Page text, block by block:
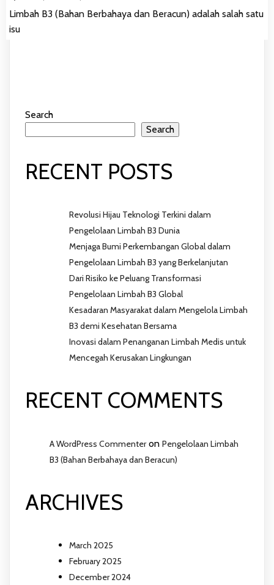
Limbah B3 (Bahan Berbahaya dan Beracun) adalah salah satu
isu
Search
Search
RECENT POSTS
Revolusi Hijau Teknologi Terkini dalam
Pengelolaan Limbah B3 Dunia
Menjaga Bumi Perkembangan Global dalam
Pengelolaan Limbah B3 yang Berkelanjutan
Dari Risiko ke Peluang Transformasi
Pengelolaan Limbah B3 Global
Kesadaran Masyarakat dalam Mengelola Limbah
B3 demi Kesehatan Bersama
Inovasi dalam Penanganan Limbah Medis untuk
Mencegah Kerusakan Lingkungan
RECENT COMMENTS
A WordPress Commenteron Pengelolaan Limbah
B3 (Bahan Berbahaya dan Beracun)
ARCHIVES
March 2025
February 2025
December 2024